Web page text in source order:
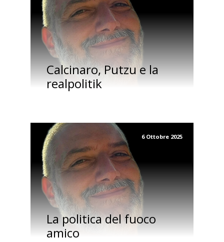
Calcinaro, Putzu e la
realpolitik
6 Ottobre 2025
La politica del fuoco
amico